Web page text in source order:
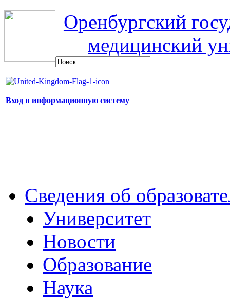
Оренбургский
медицинский
Вход в информационную систему
Сведения об
Университет
Новости
Образование
Наука